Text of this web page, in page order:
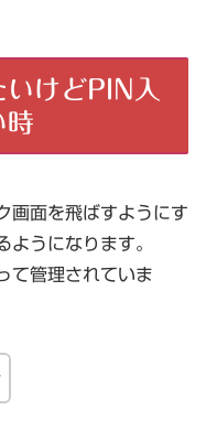
けどPIN入
時
画面を飛ばすようにす
ようになります。
て管理されていま